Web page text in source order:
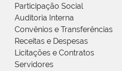
Participação Social
Auditoria Interna
Convênios e Transferências
Receitas e Despesas
Licitações e Contratos
Servidores